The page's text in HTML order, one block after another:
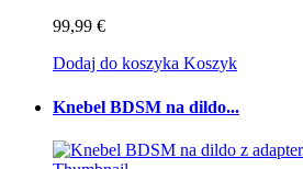
99,99 €
Dodaj do koszyka Koszyk
Knebel BDSM na dildo...